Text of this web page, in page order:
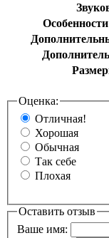
Оценка:
Отличная!
Хорошая
Обычная
Так себе
Плохая
Оставить отзыв
Ваше имя: